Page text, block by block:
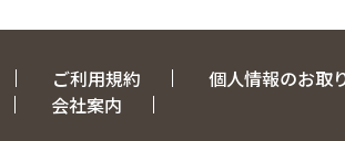
ご利用規約 個人情報のお取
会社案内